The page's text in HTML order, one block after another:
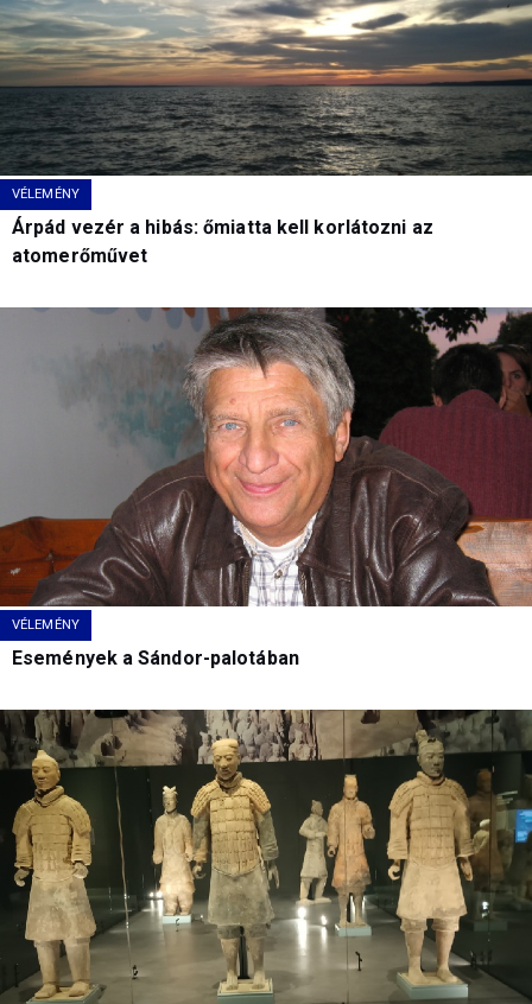
VÉLEMÉNY
Árpád vezér a hibás: őmiatta kell korlátozni az
atomerőművet
VÉLEMÉNY
Események a Sándor-palotában